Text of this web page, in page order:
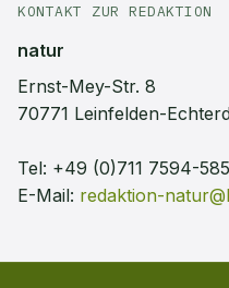
KONTAKT ZUR REDAKTION
natur
Ernst-Mey-Str. 8
70771 Leinfelden-
Tel: +49 (0)711 7594-
E-Mail: redaktion-